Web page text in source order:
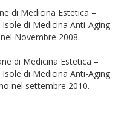
di Medicina Estetica –
di Medicina Anti-Aging
Novembre 2008.
di Medicina Estetica –
di Medicina Anti-Aging
nel settembre 2010.